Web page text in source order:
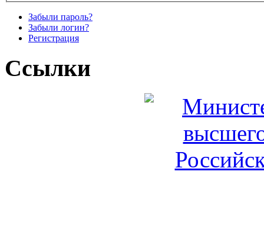
Забыли пароль?
Забыли логин?
Регистрация
Ссылки